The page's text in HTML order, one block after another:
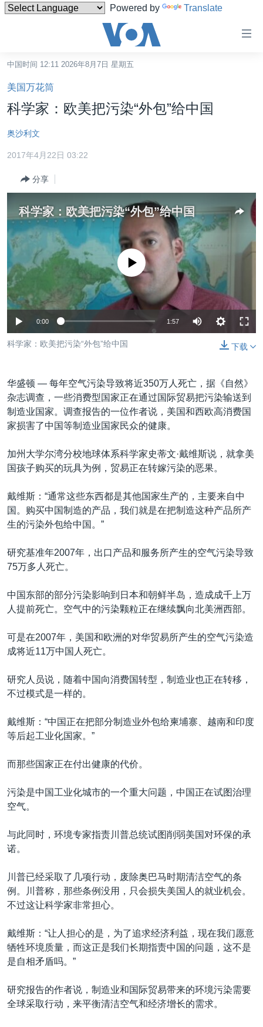
Powered by Translate
碍
链
接
跳
转
内
航
转
到
检
索
台湾
港澳
国际
最新国际新闻
印太
欧洲
美洲
分类新闻
经济·金融·贸易
人权·法律·宗教
科教·文娱·体健
劳工
美中关系
热点专题
白宫要闻
美中关系
重要讲话与声明
台海两岸关系
关注西藏
GEN Z 看美国
VOA视频
VOA今日焦点
中文广播
关注我们
其他语言网站
中国时间 12:11 2026年8月7日 星期五
美国万花筒
科学家：欧美把污染“外包”给中国
奥沙利文
2017年4月22日 03:22
分享
科学家：欧美把污染“外包”给中国
没有媒体可用资源
0:00 1:57
下载
科学家：欧美把污染“外包”给中国
华盛顿 — 每年空气污染导致将近350万人死亡，据《自然》
杂志调查，一些消费型国家正在通过国际贸易把污染输送到
制造业国家。调查报告的一位作者说，美国和西欧高消费国
家损害了中国等制造业国家民众的健康。
加州大学尔湾分校地球体系科学家史蒂文·戴维斯说，就拿美
国孩子购买的玩具为例，贸易正在转嫁污染的恶果。
戴维斯：“通常这些东西都是其他国家生产的，主要来自中
国。购买中国制造的产品，我们就是在把制造这种产品所产
生的污染外包给中国。”
研究基准年2007年，出口产品和服务所产生的空气污染导致
75万多人死亡。
中国东部的部分污染影响到日本和朝鲜半岛，造成成千上万
人提前死亡。空气中的污染颗粒正在继续飘向北美洲西部。
可是在2007年，美国和欧洲的对华贸易所产生的空气污染造
成将近11万中国人死亡。
研究人员说，随着中国向消费国转型，制造业也正在转移，
不过模式是一样的。
戴维斯：“中国正在把部分制造业外包给柬埔寨、越南和印度
等后起工业化国家。”
而那些国家正在付出健康的代价。
污染是中国工业化城市的一个重大问题，中国正在试图治理
空气。
与此同时，环境专家指责川普总统试图削弱美国对环保的承
诺。
川普已经采取了几项行动，废除奥巴马时期清洁空气的条
例。川普称，那些条例没用，只会损失美国人的就业机会。
不过这让科学家非常担心。
戴维斯：“让人担心的是，为了追求经济利益，现在我们愿意
牺牲环境质量，而这正是我们长期指责中国的问题，这不是
是自相矛盾吗。”
研究报告的作者说，制造业和国际贸易带来的环境污染需要
全球采取行动，来平衡清洁空气和经济增长的需求。